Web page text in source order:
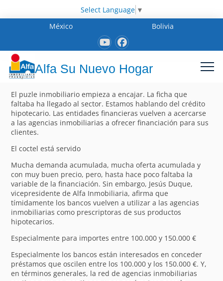
Select Language ▼
México
Bolivia
Alfa Su Nuevo Hogar
El puzle inmobiliario empieza a encajar. La ficha que
faltaba ha llegado al sector. Estamos hablando del crédito
hipotecario. Las entidades financieras vuelven a acercarse
a las agencias inmobiliarias a ofrecer financiación para sus
clientes.
El coctel está servido
Mucha demanda acumulada, mucha oferta acumulada y
con muy buen precio, pero, hasta hace poco faltaba la
variable de la financiación. Sin embargo, Jesús Duque,
vicepresidente de Alfa Inmobiliaria, afirma que
tímidamente los bancos vuelven a utilizar a las agencias
inmobiliarias como prescriptoras de sus productos
hipotecarios.
Especialmente para importes entre 100.000 y 150.000 €
Especialmente los bancos están interesados en conceder
préstamos que oscilen entre los 100.000 y los 150.000 €. Y,
en términos generales, la red de agencias inmobiliarias